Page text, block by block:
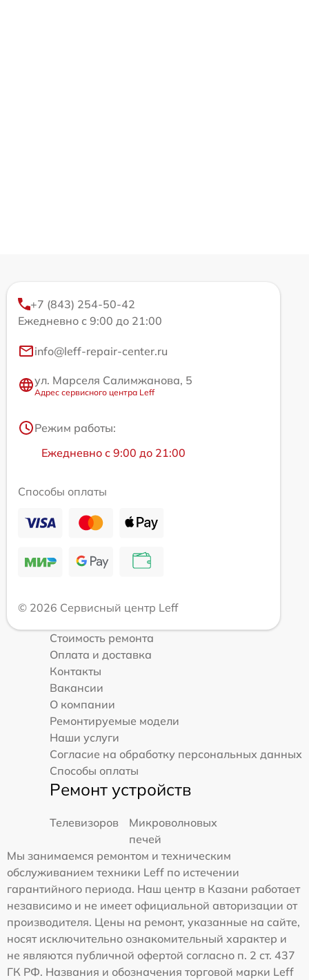
+7 (843) 254-50-42
Ежедневно с 9:00 до 21:00
info@leff-repair-center.ru
ул. Марселя Салимжанова, 5
Адрес сервисного центра Leff
Режим работы:
Ежедневно с 9:00 до 21:00
Способы оплаты
© 2026 Сервисный центр Leff
Стоимость ремонта
Оплата и доставка
Контакты
Вакансии
О компании
Ремонтируемые модели
Наши услуги
Согласие на обработку персональных данных
Способы оплаты
Ремонт устройств
Телевизоров
Микроволновых
печей
Мы занимаемся ремонтом и техническим
обслуживанием техники Leff по истечении
гарантийного периода. Наш центр в Казани работает
независимо и не имеет официальной авторизации от
производителя. Цены на ремонт, указанные на сайте,
носят исключительно ознакомительный характер и
не являются публичной офертой согласно п. 2 ст. 437
ГК РФ. Названия и обозначения торговой марки Leff